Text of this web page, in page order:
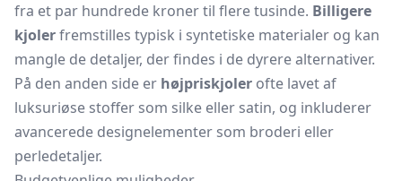
fra et par hundrede kroner til flere tusinde. Billigere
kjolerfremstilles typisk i syntetiske materialer og kan
mangle de detaljer, der findes i de dyrere alternativer.
På den anden side er højpriskjoler ofte lavet af
luksuriøse stoffer som silke eller satin, og inkluderer
avancerede designelementer som broderi eller
perledetaljer.